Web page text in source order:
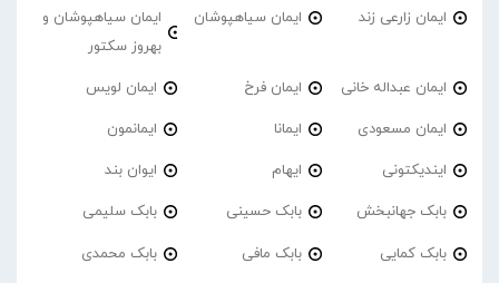
ایمان زارعی زند ایمان سیاهپوشان
ایمان سیاهپوشان و
بهروز سکتور
ایمان عبداله خانی ایمان فرخ ایمان لویس
ایمان مسعودی ایمانا ایمانمون
ایندیکتونی ایهام ایوان بند
بابک جهانبخش بابک حسینی بابک سلیمی
بابک کمایی بابک مافی بابک محمدی